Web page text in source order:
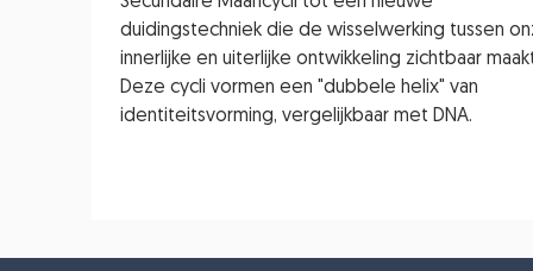
duidingstechniek die de wisselwerking tussen
innerlijke en uiterlijke ontwikkeling zichtbaar
Deze cycli vormen een "dubbele helix" van
identiteitsvorming, vergelijkbaar met DNA.